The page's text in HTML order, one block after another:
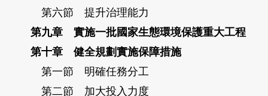
第六節 提升治理能力
第九章 實施一批國家生態環境保護重大工程
第十章 健全規劃實施保障措施
第一節 明確任務分工
第二節 加大投入力度